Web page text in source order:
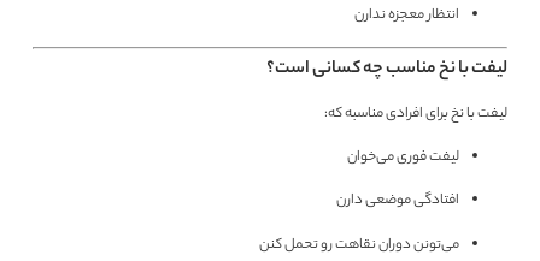
انتظار معجزه ندارن
لیفت با نخ مناسب چه کسانی است؟
لیفت با نخ برای افرادی مناسبه که:
لیفت فوری می‌خوان
افتادگی موضعی دارن
می‌تونن دوران نقاهت رو تحمل کنن